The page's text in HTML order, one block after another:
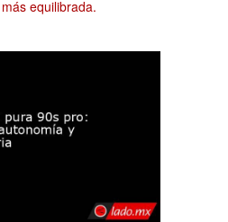
equilibrada.